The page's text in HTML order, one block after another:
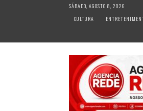
SÁBADO, AGOSTO 8, 2026
CULTURA